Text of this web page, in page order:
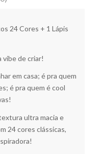
24 Cores + 1 Lápis
vibe de criar!
em casa; é pra quem
é pra quem é cool
ultra macia e
24 cores clássicas,